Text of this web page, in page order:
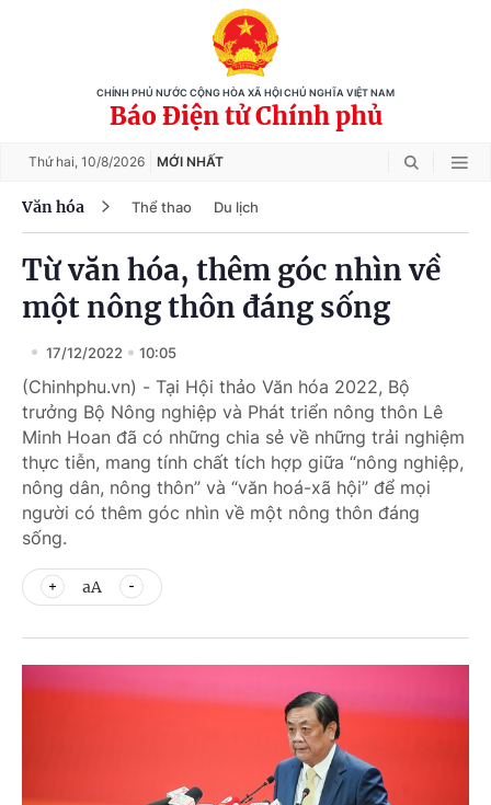
CHÍNH PHỦ NƯỚC CỘNG HÒA XÃ HỘI CHỦ NGHĨA VIỆT NAM
Báo Điện tử Chính phủ
Thứ hai, 10/8/2026 MỚI NHẤT
Văn hóa Thể thao Du lịch
Từ văn hóa, thêm góc nhìn về
một nông thôn đáng sống
17/12/2022 10:05
(Chinhphu.vn) - Tại Hội thảo Văn hóa 2022, Bộ
trưởng Bộ Nông nghiệp và Phát triển nông thôn Lê
Minh Hoan đã có những chia sẻ về những trải nghiệm
thực tiễn, mang tính chất tích hợp giữa “nông nghiệp,
nông dân, nông thôn” và “văn hoá-xã hội” để mọi
người có thêm góc nhìn về một nông thôn đáng
sống.
aA